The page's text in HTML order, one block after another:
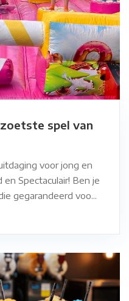
spel van
voor jong en
Spectaculair! Ben je
gegarandeerd voo...